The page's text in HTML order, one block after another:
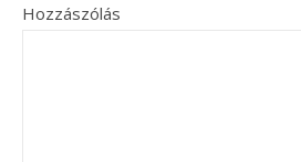
Hozzászólás